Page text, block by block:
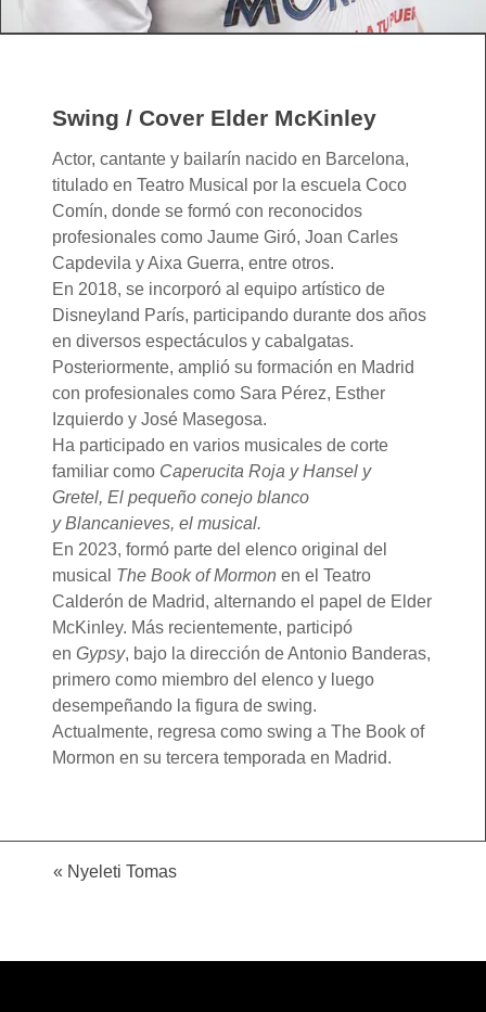
Swing / Cover Elder McKinley
Actor, cantante y bailarín nacido en Barcelona,
titulado en Teatro Musical por la escuela Coco
Comín, donde se formó con reconocidos
profesionales como Jaume Giró, Joan Carles
Capdevila y Aixa Guerra, entre otros.
En 2018, se incorporó al equipo artístico de
Disneyland París, participando durante dos años
en diversos espectáculos y cabalgatas.
Posteriormente, amplió su formación en Madrid
con profesionales como Sara Pérez, Esther
Izquierdo y José Masegosa.
Ha participado en varios musicales de corte
familiar como Caperucita Roja y Hansel y
Gretel, El pequeño conejo blanco
y Blancanieves, el musical.
En 2023, formó parte del elenco original del
musical The Book of Mormon en el Teatro
Calderón de Madrid, alternando el papel de Elder
McKinley. Más recientemente, participó
en Gypsy, bajo la dirección de Antonio Banderas,
primero como miembro del elenco y luego
desempeñando la figura de swing.
Actualmente, regresa como swing a The Book of
Mormon en su tercera temporada en Madrid.
« Nyeleti Tomas